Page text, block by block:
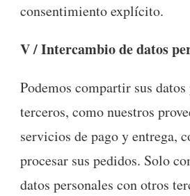
consentimiento explícito.
V / Intercambio de datos
Podemos compartir sus
terceros, como nuestros
servicios de pago y entrega,
procesar sus pedidos. Solo
datos personales con otros